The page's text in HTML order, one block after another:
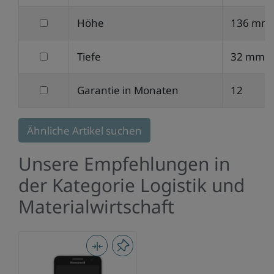
Breite
filtern
Höhe
Höhe 136 mm
filtern
Tiefe
Tiefe 32 mm
filtern
Garantie
in
Monaten
Garantie in Monaten 12
Ähnliche Artikel suchen
Unsere Empfehlungen in
der Kategorie Logistik und
Materialwirtschaft